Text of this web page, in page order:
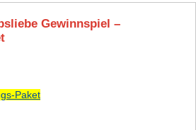
Gewinnspiel –
Paket